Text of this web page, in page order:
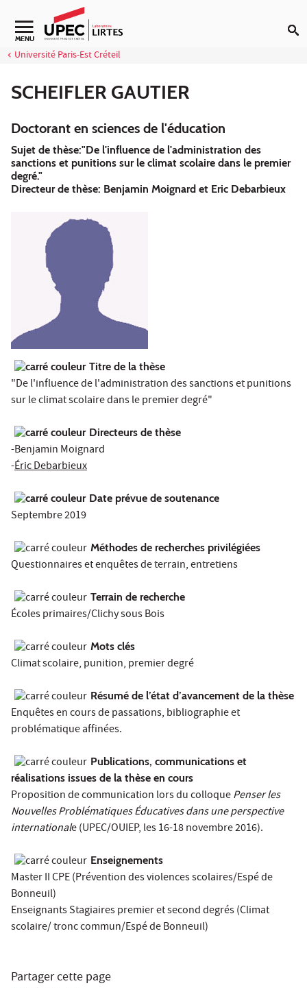
Aller au contenu
Navigation secondaire
MENU
Université Paris-Est Créteil
SCHEIFLER GAUTIER
Doctorant en sciences de l'éducation
Sujet de thèse:"De l'influence de l'administration des
sanctions et punitions sur le climat scolaire dans le premier
degré."
Directeur de thèse: Benjamin Moignard et Eric Debarbieux
Titre de la thèse
"De l'influence de l'administration des sanctions et punitions
sur le climat scolaire dans le premier degré"
Directeurs de thèse
-Benjamin Moignard
-Éric Debarbieux
Date prévue de soutenance
Septembre 2019
Méthodes de recherches privilégiées
Questionnaires et enquêtes de terrain, entretiens
Terrain de recherche
Écoles primaires/Clichy sous Bois
Mots clés
Climat scolaire, punition, premier degré
Résumé de l’état d’avancement de la thèse
Enquêtes en cours de passations, bibliographie et
problématique affinées.
Publications, communications et
réalisations issues de la thèse en cours
Proposition de communication lors du colloquePenser les
Nouvelles Problématiques Éducatives dans une perspective
internationale (UPEC/OUIEP, les 16-18 novembre 2016).
Enseignements
Master II CPE (Prévention des violences scolaires/Espé de
Bonneuil)
Enseignants Stagiaires premier et second degrés (Climat
scolaire/ tronc commun/Espé de Bonneuil)
Partager cette page